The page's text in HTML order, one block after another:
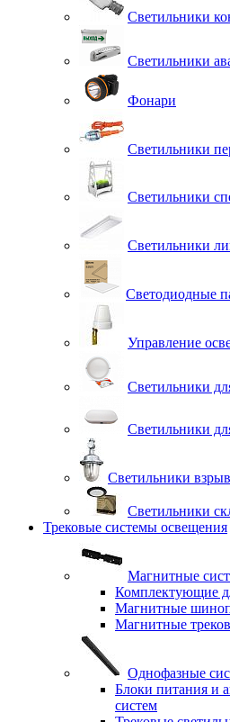
Светильники
Светильники
Фонари
Светильники
Светильники
Светильники
Светодиодные
Управление
Светильники
Светильники
Светильники
Светильники
Трековые системы освещения
Магнитные
Комплектующие
Магнитные
Магнитные
Однофазные
Блоки питания и
систем